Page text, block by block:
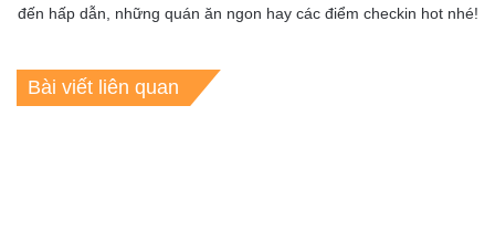
đến hấp dẫn, những quán ăn ngon hay các điểm checkin hot nhé!
Bài viết liên quan